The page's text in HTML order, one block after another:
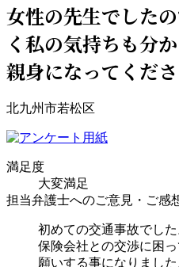
女性の先生でした
く私の気持ちも分
親身になってくだ
北九州市若松区
満足度
大変満足
担当弁護士へのご意見・ご感
初めての交通事故でした
保険会社との交渉に困
願いする事になりました